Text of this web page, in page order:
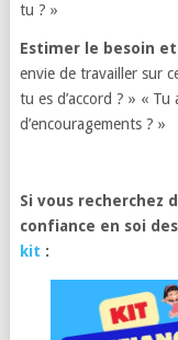
tu ? »
Estimer le besoin et
envie de travailler sur
tu es d’accord ? » « Tu
d’encouragements ? »
Si vous recherchez
confiance en soi
kit :